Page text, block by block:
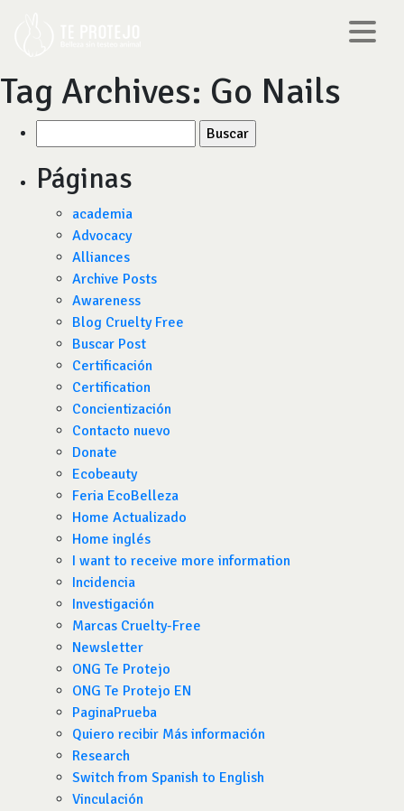
Tag Archives: Go Nails
por:
Páginas
academia
Advocacy
Alliances
Archive Posts
Awareness
Blog Cruelty Free
Buscar Post
Certificación
Certification
Concientización
Contacto nuevo
Donate
Ecobeauty
Feria EcoBelleza
Home Actualizado
Home inglés
I want to receive more information
Incidencia
Investigación
Marcas Cruelty-Free
Newsletter
ONG Te Protejo
ONG Te Protejo EN
PaginaPrueba
Quiero recibir Más información
Research
Switch from Spanish to English
Vinculación